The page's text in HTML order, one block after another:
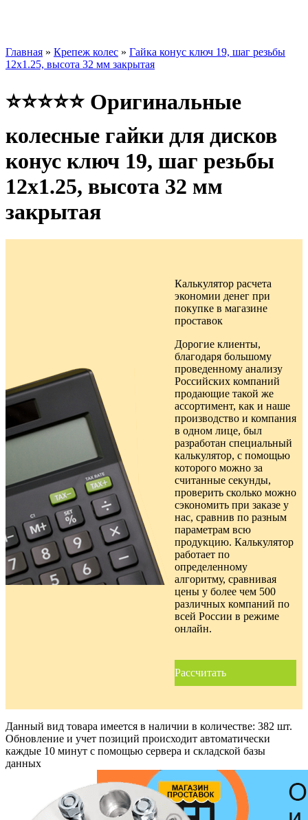
Главная » Крепеж колес » Гайка конус ключ 19, шаг резьбы
12x1.25, высота 32 мм закрытая
⭐⭐⭐⭐⭐ Оригинальные
колесные гайки для дисков
конус ключ 19, шаг резьбы
12x1.25, высота 32 мм
закрытая
Калькулятор расчета
экономии денег при
покупке в магазине
проставок
Дорогие клиенты,
благодаря большому
проведенному анализу
Российских компаний
продающие такой же
ассортимент, как и наше
производство и компания
в одном лице, был
разработан специальный
калькулятор, с помощью
которого можно за
считанные секунды,
проверить сколько можно
сэкономить при заказе у
нас, сравнив по разным
параметрам всю
продукцию. Калькулятор
работает по
определенному
алгоритму, сравнивая
цены у более чем 500
различных компаний по
всей России в режиме
онлайн.
Рассчитать
Данный вид товара имеется в наличии в количестве: 382 шт.
Обновление и учет позиций происходит автоматически
каждые 10 минут с помощью сервера и складской базы
данных